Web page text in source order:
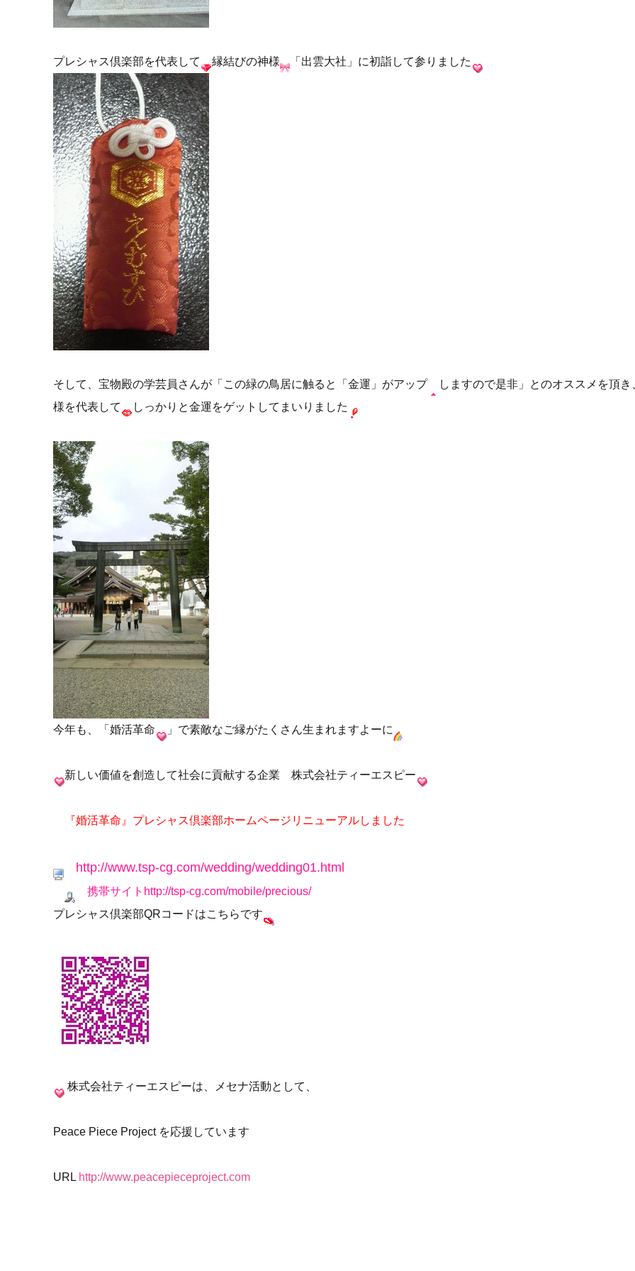
プレシャス倶楽部を代表して 縁結びの神様 「出雲大社」に初詣して参りました
そして、宝物殿の学芸員さんが「この緑の鳥居に触ると「金運」がアップ
しますので是非」とのオススメを頂き
様を代表して
しっかりと金運をゲットしてまいりました
今年も、「婚活革命 」で素敵なご縁がたくさん生まれますよーに
新しい価値を創造して社会に貢献する企業 株式会社ティーエスピー
『婚活革命』プレシャス倶楽部ホームページリニューアルしました
http://www.tsp-cg.com/wedding/wedding01.html
携帯サイト http://tsp-cg.com/mobile/precious/
プレシャス倶楽部QRコードはこちらです
株式会社ティーエスピーは、メセナ活動として、
Peace Piece Project を応援しています
URL http://www.peacepieceproject.com